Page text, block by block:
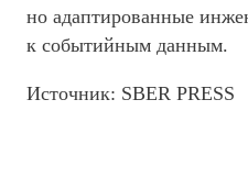
но адаптированные
к событийным данным.
Источник: SBER PRESS